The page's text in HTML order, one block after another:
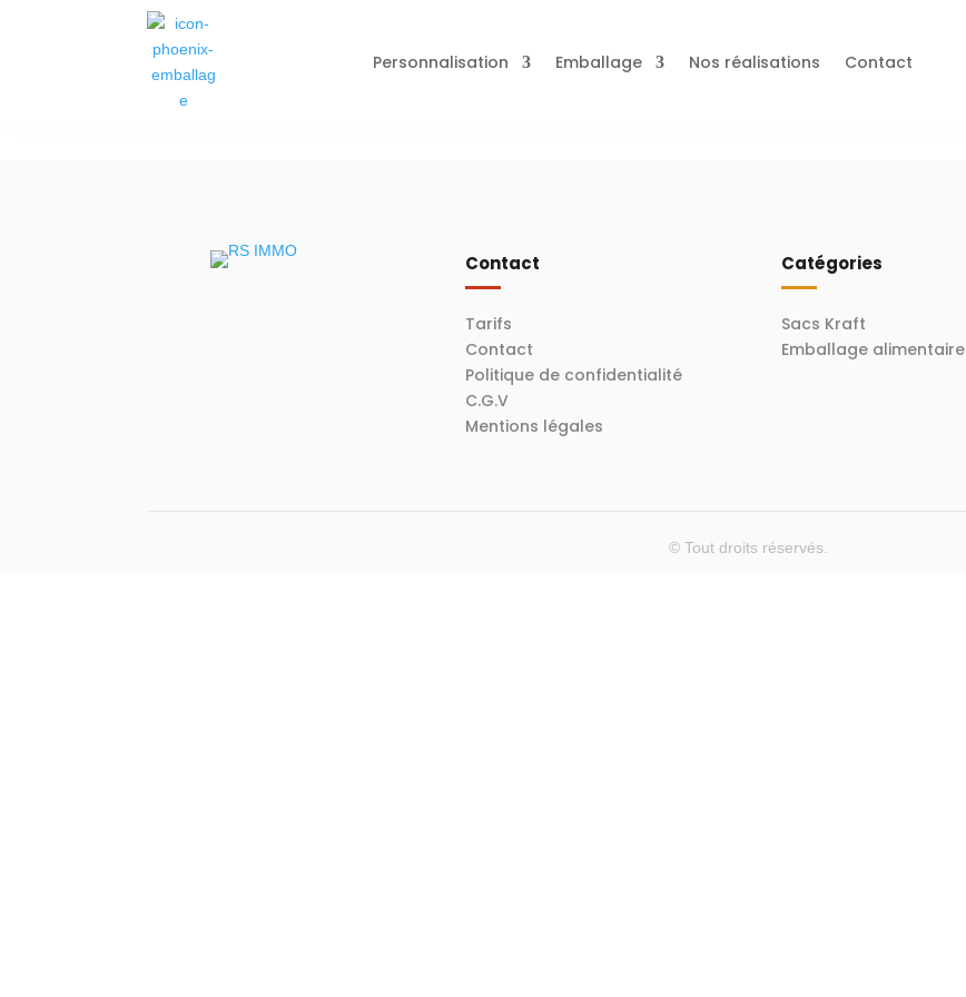
Personnalisation Emballage Nos réalisations Contact
Contact
Tarifs
Contact
Politique de confidentialité
C.G.V
Mentions légales
Catégories
Sacs Kraft
Emballage alimentaire
© Tout droits réservés.